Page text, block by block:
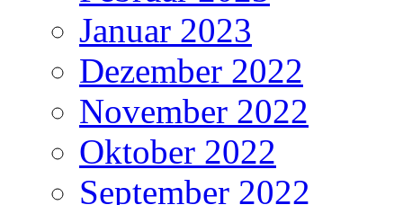
Januar 2023
Dezember 2022
November 2022
Oktober 2022
September 2022